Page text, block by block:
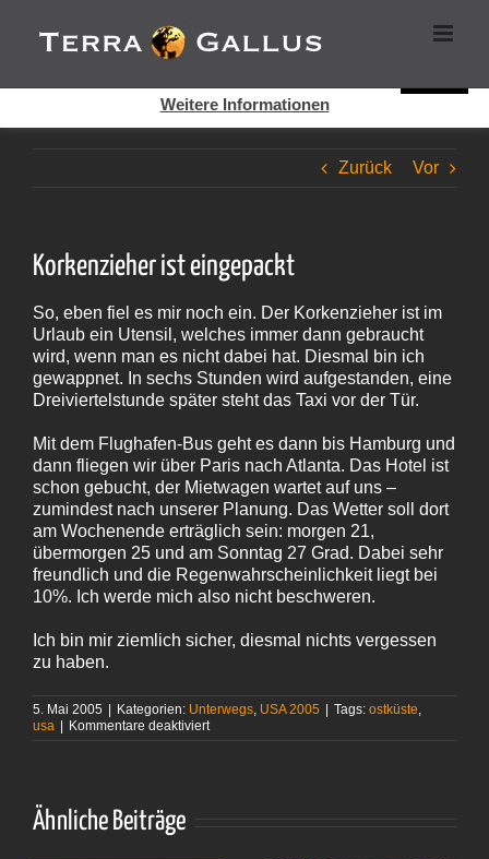
Inhalt
springen
Zurück Vor
Korkenzieher ist eingepackt
So, eben fiel es mir noch ein. Der Korkenzieher ist im
Urlaub ein Utensil, welches immer dann gebraucht
wird, wenn man es nicht dabei hat. Diesmal bin ich
gewappnet. In sechs Stunden wird aufgestanden, eine
Dreiviertelstunde später steht das Taxi vor der Tür.
Mit dem Flughafen-Bus geht es dann bis Hamburg und
dann fliegen wir über Paris nach Atlanta. Das Hotel ist
schon gebucht, der Mietwagen wartet auf uns –
zumindest nach unserer Planung. Das Wetter soll dort
am Wochenende erträglich sein: morgen 21,
übermorgen 25 und am Sonntag 27 Grad. Dabei sehr
freundlich und die Regenwahrscheinlichkeit liegt bei
10%. Ich werde mich also nicht beschweren.
Ich bin mir ziemlich sicher, diesmal nichts vergessen
zu haben.
5. Mai 2005 | Kategorien: Unterwegs USA 2005 | Tags: ostküste
usa | Kommentare deaktiviertfür
Ähnliche Beiträge
Cookies helfen auf auf dieser Seite bei der Bereitstellung der
Dienste. Durch die Nutzung dieser Webseite erklären Sie sich
Weitere Informationen